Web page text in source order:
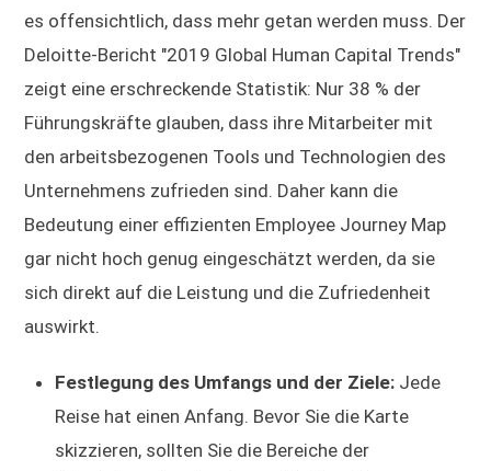
es offensichtlich, dass mehr getan werden muss. Der
Deloitte-Bericht "2019 Global Human Capital Trends"
zeigt eine erschreckende Statistik: Nur 38 % der
Führungskräfte glauben, dass ihre Mitarbeiter mit
den arbeitsbezogenen Tools und Technologien des
Unternehmens zufrieden sind. Daher kann die
Bedeutung einer effizienten Employee Journey Map
gar nicht hoch genug eingeschätzt werden, da sie
sich direkt auf die Leistung und die Zufriedenheit
auswirkt.
Festlegung des Umfangs und der Ziele: Jede
Reise hat einen Anfang. Bevor Sie die Karte
skizzieren, sollten Sie die Bereiche der